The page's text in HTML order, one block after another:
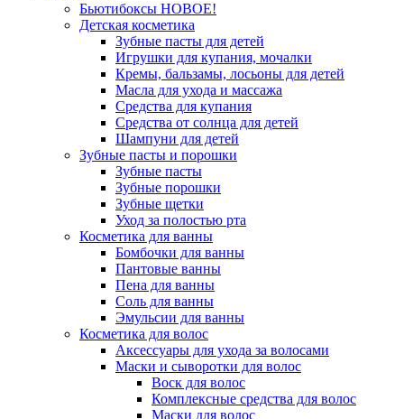
Бьютибоксы НОВОЕ!
Детская косметика
Зубные пасты для детей
Игрушки для купания, мочалки
Кремы, бальзамы, лосьоны для детей
Масла для ухода и массажа
Средства для купания
Средства от солнца для детей
Шампуни для детей
Зубные пасты и порошки
Зубные пасты
Зубные порошки
Зубные щетки
Уход за полостью рта
Косметика для ванны
Бомбочки для ванны
Пантовые ванны
Пена для ванны
Соль для ванны
Эмульсии для ванны
Косметика для волос
Аксессуары для ухода за волосами
Маски и сыворотки для волос
Воск для волос
Комплексные средства для волос
Маски для волос